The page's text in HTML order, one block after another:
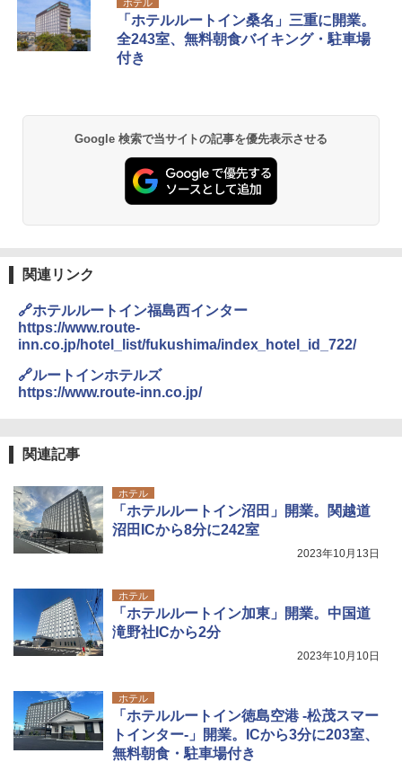
ホテル
「ホテルルートイン桑名」三重に開業。
全243室、無料朝食バイキング・駐車場
付き
Google 検索で当サイトの記事を優先表示させる
関連リンク
🔗ホテルルートイン福島西インター
https://www.route-
inn.co.jp/hotel_list/fukushima/index_hotel_id_722/
🔗ルートインホテルズ
https://www.route-inn.co.jp/
関連記事
ホテル
「ホテルルートイン沼田」開業。関越道
沼田ICから8分に242室
2023年10月13日
ホテル
「ホテルルートイン加東」開業。中国道
滝野社ICから2分
2023年10月10日
ホテル
「ホテルルートイン徳島空港 -松茂スマー
トインター-」開業。ICから3分に203室、
無料朝食・駐車場付き